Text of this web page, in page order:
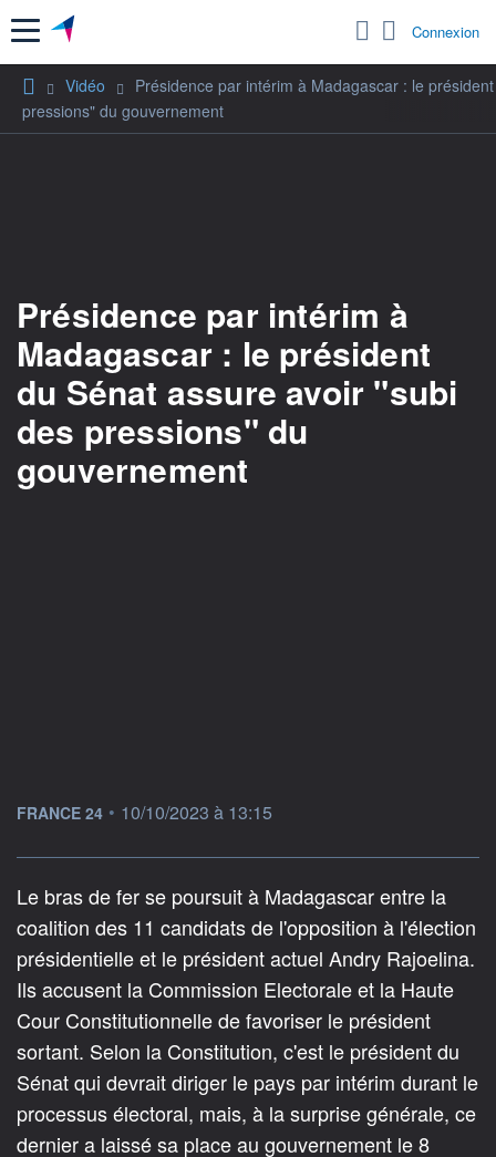
Menu Connexion
Vidéo
Présidence par intérim à Madagascar : le
pressions" du gouvernement
Présidence par intérim à
Madagascar : le président
du Sénat assure avoir "subi
des pressions" du
gouvernement
information fournie par
FRANCE 24 • 10/10/2023 à 13:15
Le bras de fer se poursuit à Madagascar entre la
coalition des 11 candidats de l'opposition à l'élection
présidentielle et le président actuel Andry Rajoelina.
Ils accusent la Commission Electorale et la Haute
Cour Constitutionnelle de favoriser le président
sortant. Selon la Constitution, c'est le président du
Sénat qui devrait diriger le pays par intérim durant le
processus électoral, mais, à la surprise générale, ce
dernier a laissé sa place au gouvernement le 8